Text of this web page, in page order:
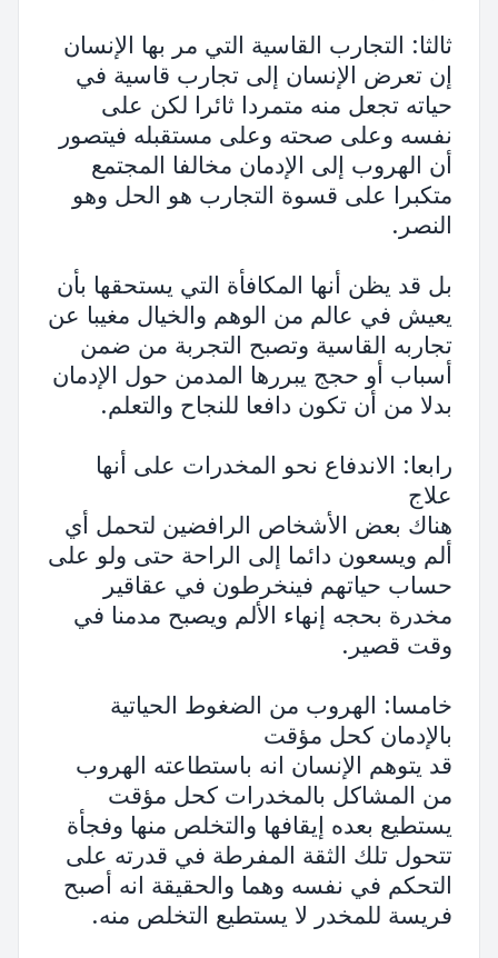
ثالثا: التجارب القاسية التي مر بها الإنسان
إن تعرض الإنسان إلى تجارب قاسية في
حياته تجعل منه متمردا ثائرا لكن على
نفسه وعلى صحته وعلى مستقبله فيتصور
أن الهروب إلى الإدمان مخالفا المجتمع
متكبرا على قسوة التجارب هو الحل وهو
النصر.
بل قد يظن أنها المكافأة التي يستحقها بأن
يعيش في عالم من الوهم والخيال مغيبا عن
تجاربه القاسية وتصبح التجربة من ضمن
أسباب أو حجج يبررها المدمن حول الإدمان
بدلا من أن تكون دافعا للنجاح والتعلم.
رابعا: الاندفاع نحو المخدرات على أنها
علاج
هناك بعض الأشخاص الرافضين لتحمل أي
ألم ويسعون دائما إلى الراحة حتى ولو على
حساب حياتهم فينخرطون في عقاقير
مخدرة بحجه إنهاء الألم ويصبح مدمنا في
وقت قصير.
خامسا: الهروب من الضغوط الحياتية
بالإدمان كحل مؤقت
قد يتوهم الإنسان انه باستطاعته الهروب
من المشاكل بالمخدرات كحل مؤقت
يستطيع بعده إيقافها والتخلص منها وفجأة
تتحول تلك الثقة المفرطة في قدرته على
التحكم في نفسه وهما والحقيقة انه أصبح
فريسة للمخدر لا يستطيع التخلص منه.